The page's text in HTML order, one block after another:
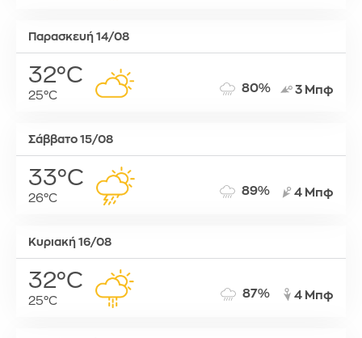
Παρασκευή 14/08
32°C
25°C
80% 3 Μπφ
Σάββατο 15/08
33°C
26°C
89% 4 Μπφ
Κυριακή 16/08
32°C
25°C
87% 4 Μπφ